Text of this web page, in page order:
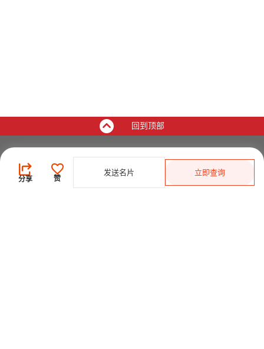
分享 赞
发送名片 立即查询
回到顶部
登录/ 免费注册